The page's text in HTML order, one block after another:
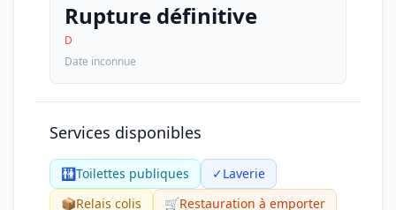
Rupture définitive
D
Date inconnue
Services disponibles
🚻Toilettes publiques ✓Laverie
📦Relais colis 🛒Restauration à emporter